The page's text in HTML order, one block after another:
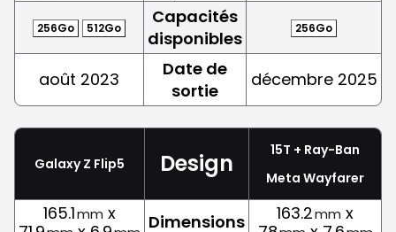
256Go 512Go
Capacités
disponibles
256Go
août 2023
Date de
sortie
décembre 2025
Galaxy Z Flip5 Design
15T + Ray-Ban
Meta Wayfarer
165.1mm x
Dimensions 163.2mm x